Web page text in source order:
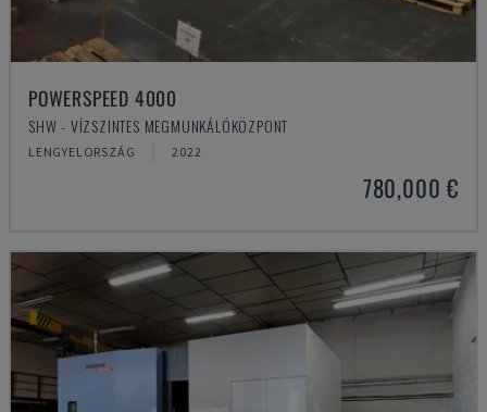
POWERSPEED 4000
SHW - VÍZSZINTES MEGMUNKÁLÓKÖZPONT
LENGYELORSZÁG 2022
780,000 €